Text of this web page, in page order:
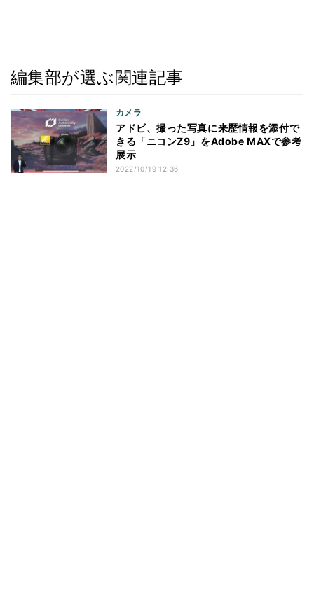
編集部が選ぶ関連記事
カメラ
アドビ、撮った写真に来歴情報を添付で
きる「ニコンZ9」をAdobe MAXで参考
展示
2022/10/19 12:36